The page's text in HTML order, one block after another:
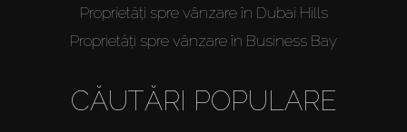
Proprietăți spre vânzare în Dubai Hills
Proprietăți spre vânzare în Business Bay
CĂUTĂRI POPULARE